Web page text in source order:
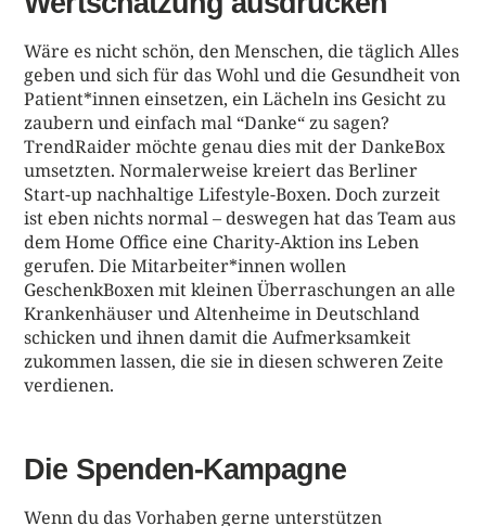
Wäre es nicht schön, den Menschen, die täglich Alles
geben und sich für das Wohl und die Gesundheit von
Patient*innen einsetzen, ein Lächeln ins Gesicht zu
zaubern und einfach mal “Danke“ zu sagen?
TrendRaider möchte genau dies mit der DankeBox
umsetzten. Normalerweise kreiert das Berliner
Start-up nachhaltige Lifestyle-Boxen. Doch zurzeit
ist eben nichts normal – deswegen hat das Team aus
dem Home Office eine Charity-Aktion ins Leben
gerufen. Die Mitarbeiter*innen wollen
GeschenkBoxen mit kleinen Überraschungen an alle
Krankenhäuser und Altenheime in Deutschland
schicken und ihnen damit die Aufmerksamkeit
zukommen lassen, die sie in diesen schweren Zeite
verdienen.
Die Spenden-Kampagne
Wenn du das Vorhaben gerne unterstützen